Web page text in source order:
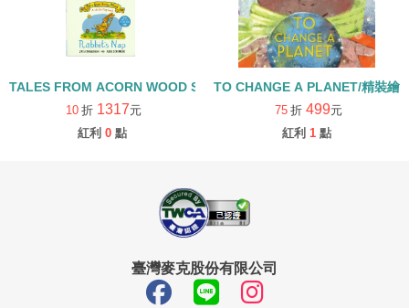
TALES FROM ACORN WOOD STORY COLLECTION 生活日常組/
10 折 1317元
紅利 0 點
TO CHANGE A PLANET/精裝繪
75 折 499元
紅利 1 點
臺灣麥克股份有限公司